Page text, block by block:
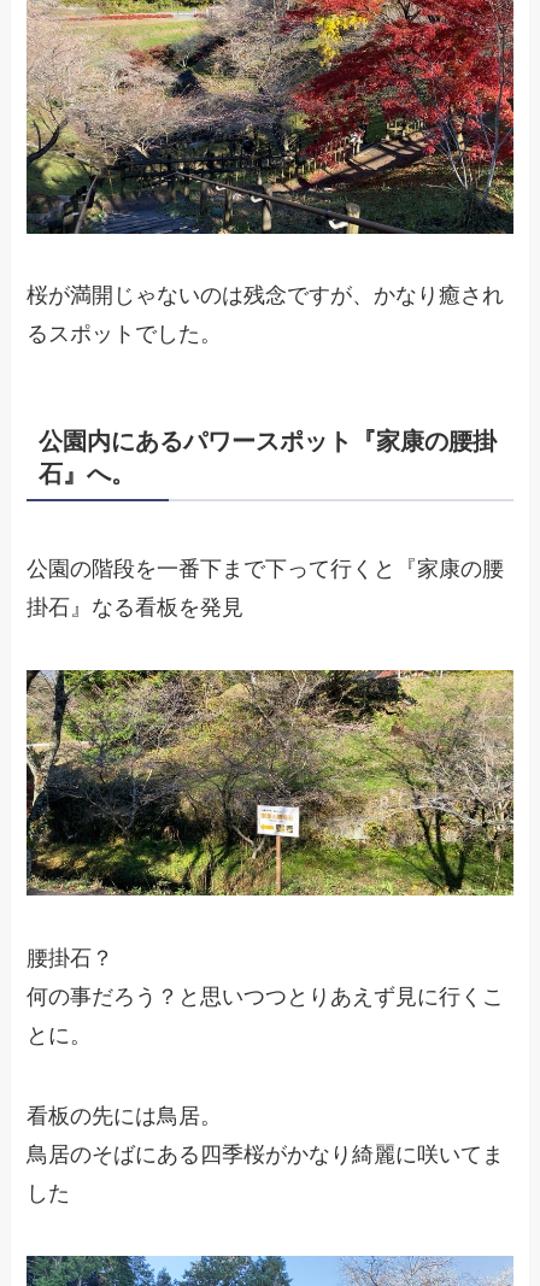
桜が満開じゃないのは残念ですが、かなり癒され
るスポットでした。
公園内にあるパワースポット『家康の腰掛
石』へ。
公園の階段を一番下まで下って行くと『家康の腰
掛石』なる看板を発見
腰掛石？
何の事だろう？と思いつつとりあえず見に行くこ
とに。
看板の先には鳥居。
鳥居のそばにある四季桜がかなり綺麗に咲いてま
した